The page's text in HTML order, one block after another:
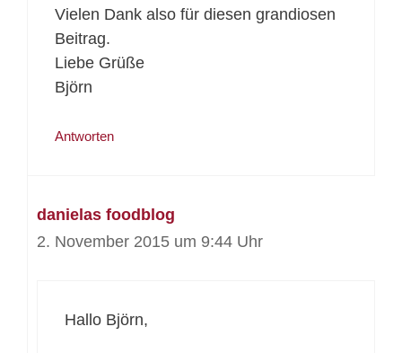
Vielen Dank also für diesen grandiosen
Beitrag.
Liebe Grüße
Björn
Antworten
danielas foodblog
2. November 2015 um 9:44 Uhr
Hallo Björn,